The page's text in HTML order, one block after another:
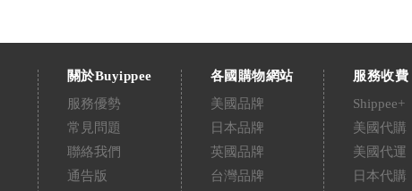
關於Buyippee
服務優勢
常見問題
聯絡我們
通告版
各國購物網站
美國品牌
日本品牌
英國品牌
台灣品牌
服務收費
Shippee+
美國代購
美國代運
日本代購